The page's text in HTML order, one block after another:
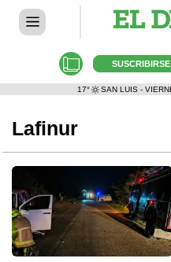
SUSCRIBIRSE
17° SAN LUIS -
Lafinur